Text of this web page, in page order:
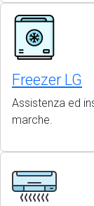
Freezer LG
Assistenza ed
marche.